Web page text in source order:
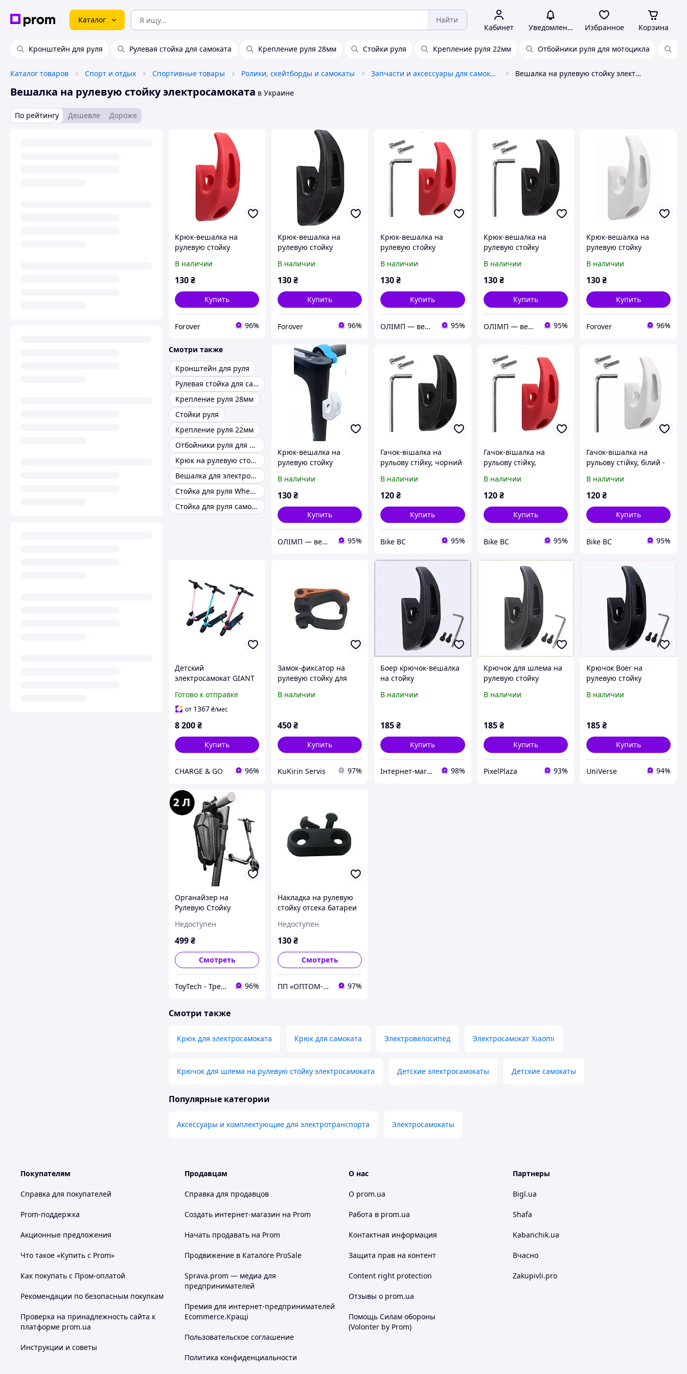
Каталог Найти
Кабинет Уведомления Избранное Корзина
Кронштейн для руля Рулевая стойка для самоката Крепление руля 28мм Стойки руля Крепление руля 22мм Отбойники руля для мотоцикла
Каталог товаров Спорт и отдых Спортивные товары Ролики, скейтборды и самокаты Запчасти и аксессуары для самокатов, скейтбордов, роликовых коньков Вешалка на рулевую стойку электросамоката
Вешалка на рулевую стойку электросамоката в Украине
По рейтингу Дешевле Дороже
Крюк-вешалка на
рулевую стойку
красный - Xiaomi M365
/ PRO
В наличии
130₴
Купить
Forover 96%
Крюк-вешалка на
рулевую стойку
черный - Xiaomi M365 /
PRO
В наличии
130₴
Купить
Forover 96%
Крюк-вешалка на
рулевую стойку
красный - Xiaomi M365
/ PRO
В наличии
130₴
Купить
ОЛІМП — велотовары, запчасти Xiaomi и мототовары, спортивное питание 95%
Крюк-вешалка на
рулевую стойку
черный - Xiaomi M365 /
PRO
В наличии
130 ₴
Купить
ОЛІМП — велотовары, запчасти Xiaomi и мототовары, спортивное питание 95%
Крюк-вешалка на
рулевую стойку
белый - Xiaomi M365 /
PRO
В наличии
130₴
Купить
Forover 96%
Смотри также
Кронштейн для руля
Рулевая стойка для самоката
Крепление руля 28мм
Стойки руля
Крепление руля 22мм
Отбойники руля для мотоцикла
Крюк на рулевую стойку электросамоката
Вешалка для электросамоката
Стойка для руля Wheel Stand
Стойка для руля самоката
Крюк-вешалка на
рулевую стойку
белый - Xiaomi M365 /
PRO
В наличии
130₴
Купить
ОЛІМП — велотовары, запчасти Xiaomi и мототовары, спортивное питание 95%
Гачок-вішалка на
рульову стійку, чорний
(Xiaomi M365/PRO)
В наличии
120₴
Купить
Bike BC 95%
Гачок-вішалка на
рульову стійку,
електросамоката
(Xiaomi M365/PRO)
В наличии
120 ₴
Купить
Bike BC 95%
Гачок-вішалка на
рульову стійку, білий -
(Xiaomi M365/PRO)
В наличии
120₴
Купить
Bike BC 95%
Детский
электросамокат GIANT
подсветка на рулевой
стойке и деке
Готово к отправке
от 1367₴/мес
8 200₴
Купить
CHARGE & GO 96%
Замок-фиксатор на
рулевую стойку для
KuKirin (Kugoo) G2 Pro /
В наличии
450₴
Купить
KuKirin Servis 97%
Боер крючок-вешалка
на стойку
T8854483CP
В наличии
185₴
Купить
Інтернет-магазин NeonLemon 98%
Крючок для шлема на
рулевую стойку
885P4E483A
В наличии
185 ₴
Купить
PixelPlaza 93%
Крючок Boer на
рулевую стойку
сумок, P88T54483
В наличии
185₴
Купить
UniVerse 94%
Органайзер на
Рулевую Стойку
Xiaomi (Mijia M365 / Pro
/ Segway ES1 / ES2 /
Недоступен
499₴
Смотреть
ToyTech - Трендовые Игрушки и Гаджеты 2025 96%
Накладка на рулевую
стойку отсека батареи
Ninebot
Недоступен
130₴
Смотреть
ПП «ОПТОМ-Ю» 97%
Смотри также
Крюк для электросамоката Крюк для самоката Электровелосипед Электросамокат Xiaomi
Крючок для шлема на рулевую стойку электросамоката Детские электросамокаты Детские самокаты
Популярные категории
Аксессуары и комплектующие для электротранспорта Электросамокаты
Покупателям
Справка для покупателей
Prom-поддержка
Акционные предложения
Что такое «Купить с Prom»
Как покупать с Пром-оплатой
Рекомендации по безопасным покупкам
Проверка на принадлежность сайта к
платформе prom.ua
Инструкции и советы
Продавцам
Справка для продавцов
Создать интернет-магазин на Prom
Начать продавать на Prom
Продвижение в Каталоге ProSale
Sprava.prom — медиа для
предпринимателей
Премия для интернет-предпринимателей
Ecommerce.Кращі
Пользовательское соглашение
Политика конфиденциальности
О нас
О prom.ua
Работа в prom.ua
Контактная информация
Защита прав на контент
Content right protection
Отзывы о prom.ua
Помощь Силам обороны
(Volonter by Prom)
Партнеры
Bigl.ua
Shafa
Kabanchik.ua
Вчасно
Zakupivli.pro